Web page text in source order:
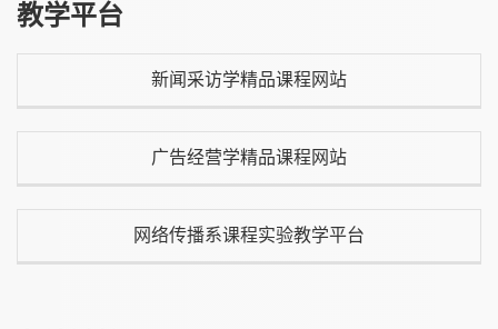
教学平台
新闻采访学精品课程网站
广告经营学精品课程网站
网络传播系课程实验教学平台